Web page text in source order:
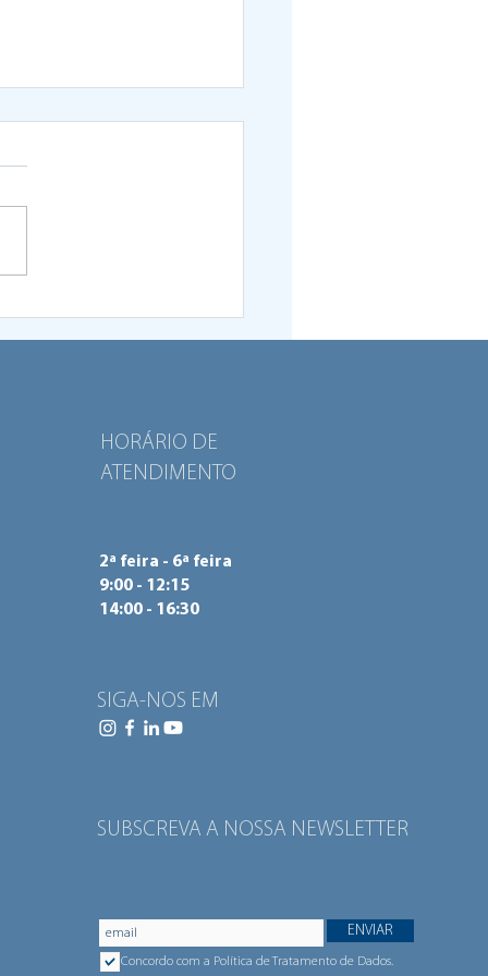
HORÁRIO DE
ATENDIMENTO
2ª feira - 6ª feira
9:00 - 12:15
14:00 - 16:30
SIGA-NOS EM
SUBSCREVA A NOSSA NEWSLETTER
ENVIAR
Concordo com a Política de Tratamento de Dados.